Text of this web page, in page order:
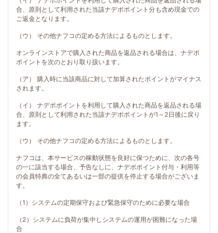
合、原則として利用された当該ナデポポイント分も含め現金での
ご返金となります。
（ウ） その他ナフコの定める方法によるものとします。
オンラインストアで購入された商品を返品される場合は、ナデポ
ポイントを次のとおり取り扱います。
（ア） 購入時に当該商品に対して加算されたポイントがマイナス
されます。
（イ） ナデポポイントを利用して購入された商品を返品される場
合、原則として利用された当該ナデポポイントが1～2日後に戻り
ます。
（ウ） その他ナフコの定める方法によるものとします。
ナフコは、本サービスの稼動状態を良好に保つために、次の各号
の一に該当する場合、予告なしに、ナデポポイント付与・利用等
の会員特典の全てあるいは一部の提供を停止する場合がございま
す。
（1）システムの定期保守および緊急保守のために必要な場合
（2）システムに負荷が集中しシステムの運用が困難になった場
合